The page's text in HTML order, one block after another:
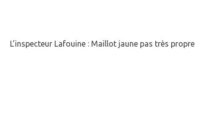
L’inspecteur Lafouine : Maillot jaune pas très propre